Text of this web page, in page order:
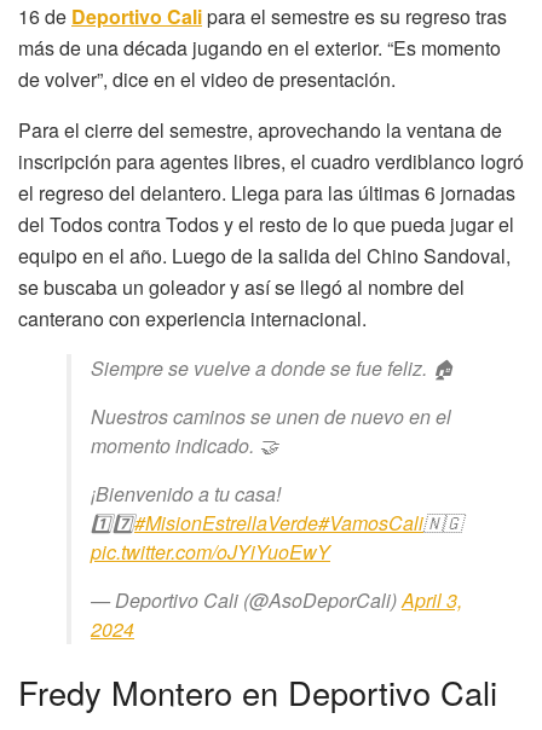
16 de Deportivo Calipara el semestre es su regreso tras
más de una década jugando en el exterior. “Es momento
de volver”, dice en el video de presentación.
Para el cierre del semestre, aprovechando la ventana de
inscripción para agentes libres, el cuadro verdiblanco logró
el regreso del delantero. Llega para las últimas 6 jornadas
del Todos contra Todos y el resto de lo que pueda jugar el
equipo en el año. Luego de la salida del Chino Sandoval,
se buscaba un goleador y así se llegó al nombre del
canterano con experiencia internacional.
Siempre se vuelve a donde se fue feliz. 🏠
Nuestros caminos se unen de nuevo en el
momento indicado. 🤝
¡Bienvenido a tu casa!
1️⃣7️⃣#MisionEstrellaVerde#VamosCali🇳🇬
pic.twitter.com/oJYiYuoEwY
— Deportivo Cali (@AsoDeporCali)April 3,
2024
Fredy Montero en Deportivo Cali